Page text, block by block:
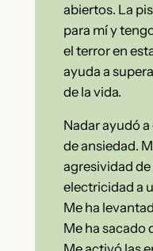
abiertos. La
para mí y
el terror en
ayuda a
de la vida.
Nadar ayudó
de ansiedad.
agresividad de
electricidad a
Me ha
Me ha sacado